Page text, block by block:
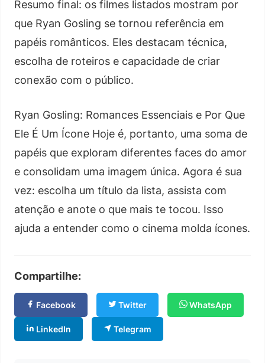
Resumo final: os filmes listados mostram por
que Ryan Gosling se tornou referência em
papéis românticos. Eles destacam técnica,
escolha de roteiros e capacidade de criar
conexão com o público.
Ryan Gosling: Romances Essenciais e Por Que
Ele É Um Ícone Hoje é, portanto, uma soma de
papéis que exploram diferentes faces do amor
e consolidam uma imagem única. Agora é sua
vez: escolha um título da lista, assista com
atenção e anote o que mais te tocou. Isso
ajuda a entender como o cinema molda ícones.
Compartilhe:
Facebook Twitter WhatsApp
LinkedIn Telegram